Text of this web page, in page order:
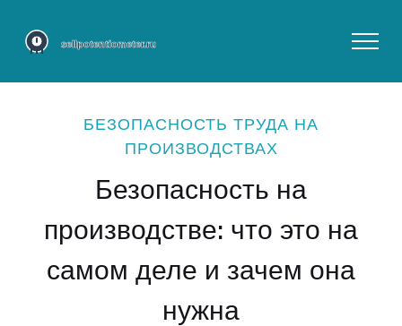
БЕЗОПАСНОСТЬ ТРУДА НА
ПРОИЗВОДСТВАХ
Безопасность на
производстве: что это на
самом деле и зачем она
нужна